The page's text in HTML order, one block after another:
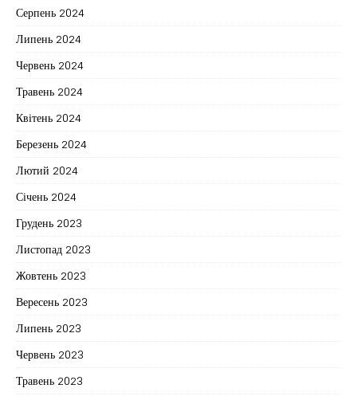
Серпень 2024
Липень 2024
Червень 2024
Травень 2024
Квітень 2024
Березень 2024
Лютий 2024
Січень 2024
Грудень 2023
Листопад 2023
Жовтень 2023
Вересень 2023
Липень 2023
Червень 2023
Травень 2023